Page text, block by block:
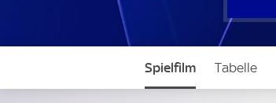
Spielfilm Tabelle